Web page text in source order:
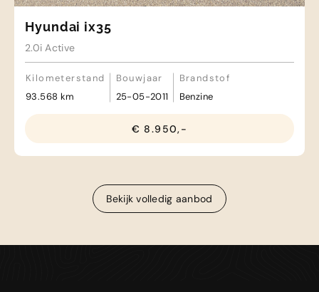
Hyundai ix35
2.0i Active
Kilometerstand
93.568 km
Bouwjaar
25-05-2011
Brandstof
Benzine
€ 8.950,-
Bekijk volledig aanbod